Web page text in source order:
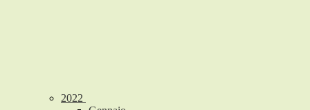
2022